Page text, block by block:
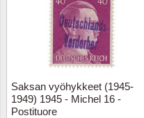
Saksan vyöhykkeet (1945-
1949) 1945 - Michel 16 -
Postituore